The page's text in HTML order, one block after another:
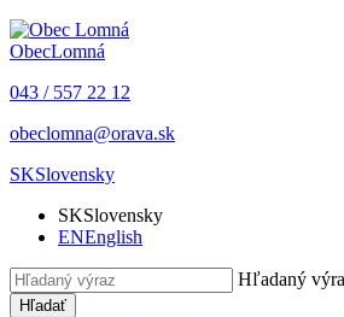
ObecLomná
043 / 557 22 12
obeclomna@orava.sk
SKSlovensky
SKSlovensky
ENEnglish
Hľadaný
Hľadať